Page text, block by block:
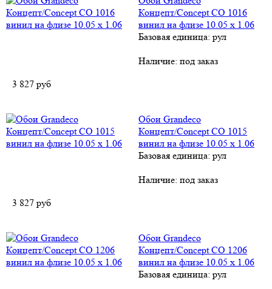
Концепт/Concept CO 1016
винил на флизе 10.05 х 1.06
Базовая единица: рул
Наличие: под заказ
3 827 руб
Обои Grandeco
Концепт/Concept CO 1015
винил на флизе 10.05 х 1.06
Базовая единица: рул
Наличие: под заказ
3 827 руб
Обои Grandeco
Концепт/Concept CO 1206
винил на флизе 10.05 х 1.06
Базовая единица: рул